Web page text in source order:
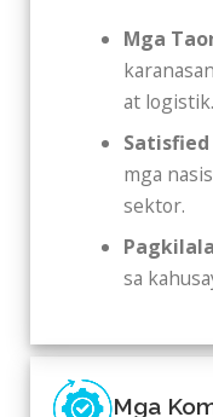
Mga
at logistik.
mga
sektor.
sa
Mga